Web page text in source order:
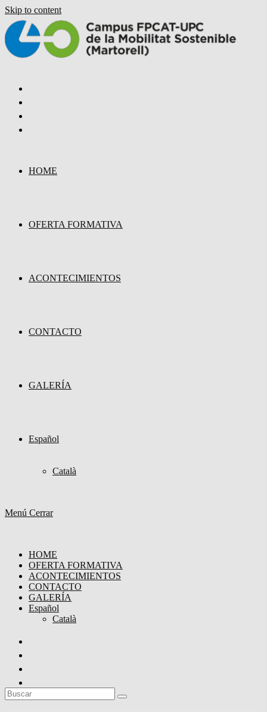
Skip to content
HOME
OFERTA FORMATIVA
ACONTECIMIENTOS
CONTACTO
GALERÍA
Español
Català
Menú Cerrar
HOME
OFERTA FORMATIVA
ACONTECIMIENTOS
CONTACTO
GALERÍA
Español
Català